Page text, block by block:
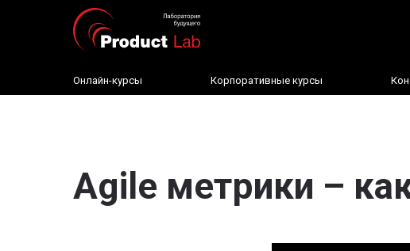
Онлайн-курсы Корпоративные курсы
Agile метрики –